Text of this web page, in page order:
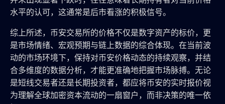
水平的认可，这通常是后市看涨的积极信号。
综上所述，币安交易所的价格不仅是数字资产的标价，更
是市场情绪、宏观预期与链上数据的综合体现。在当前波
动的市场环境下，保持对币安价格动态的持续观察，并结
合多维度的数据分析，才能更准确地把握市场脉搏。无论
是短线交易者还是长期投资者，都应将币安的实时报价视
为理解全球加密资本流动的一扇窗户，而非决策的唯一依